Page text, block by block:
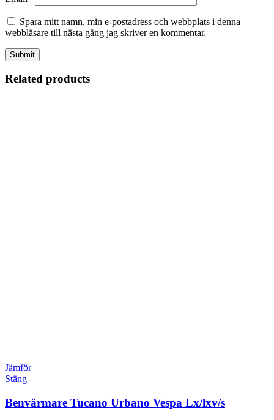
Spara mitt namn, min e-postadress och webbplats i denna
webbläsare till nästa gång jag skriver en kommentar.
Related products
Jämför
Stäng
Benvärmare Tucano Urbano Vespa Lx/lxv/s